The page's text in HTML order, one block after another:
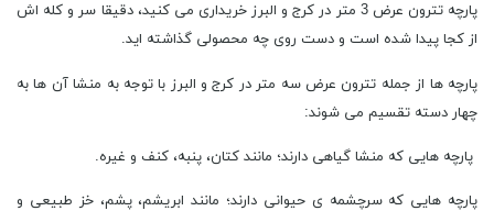
پارچه تترون عرض 3 متر در کرج و البرز خریداری می کنید، دقیقا سر و کله اش
از کجا پیدا شده است و دست روی چه محصولی گذاشته اید.
پارچه ‌ها از جمله تترون عرض سه متر در کرج و البرز با توجه به منشا آن ‌ها به
چهار دسته تقسیم می ‌شوند:
پارچه هایی که منشا گیاهی دارند؛ مانند کتان، پنبه، کنف و غیره.
پارچه ‌هایی که سرچشمه ‌ی حیوانی دارند؛ مانند ابریشم، پشم، خز طبیعی و